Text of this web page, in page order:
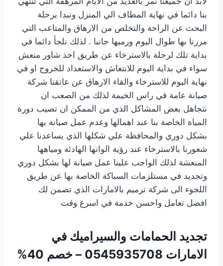
بنا دائما في نهاية المطاف الي المنزل ونبدا برحلة
البحث عن الراحة والتخلص من الارهاق والمتاعب التي
مررنا بها طوال اليوم ورميها جانبا . لذلك نلجأ دائما في
بداية تلك لرحلة بالاسترخاء عن طريق اخذ شاور منعش
سواء في بداية اليوم للانتعاش والاستعداد للخروج او في
نهاية اليوم للاسترخاء والقاء الارهاق عن عاتقنا شركة
صيانة عامة في راس الخيمة لذلك من الصعب ان
نتجاهل بعض المشاكل الذي من الممكن ان تصيب دورة
المياة الخاصة بنا عند اهمالها وعدم عمل صيانة بها
بشكل دوري والمحافظة علي شكلها الذي يساعدنا علي
شعورنا بالاسترخاء عند رؤية الوانها الهادئة ومياهها
المنعشة لذلك الواجب علينا عمل صيانة لها بشكل دوري
وتجديد في مستلزمات السباكة الخاصة بها عن طريق
اللجوء الى شركة ترميم بالامارات الذي تضمن لك
افضل تعامل واحسن خدمة في اسرع وقت
تجديد الحمامات والسيراميك في
الامارات 0545935708 – خصم 40%